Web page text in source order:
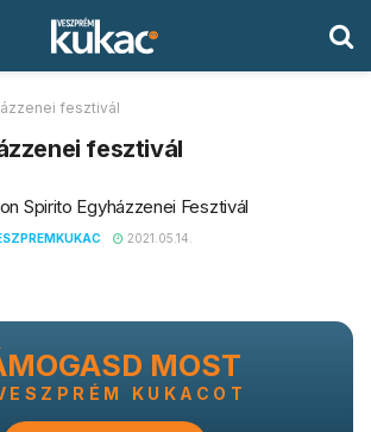
fesztivál
fesztivál
Spirito Egyházzenei Fesztivál
2021.05.14.
MOST
KUKACOT